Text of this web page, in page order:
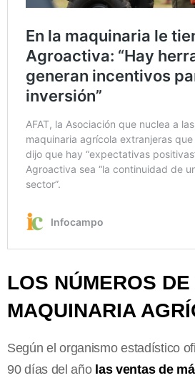
LOS NÚMEROS
MAQUINARIA
Según el organismo estadístico
90 días del añolas ventas de